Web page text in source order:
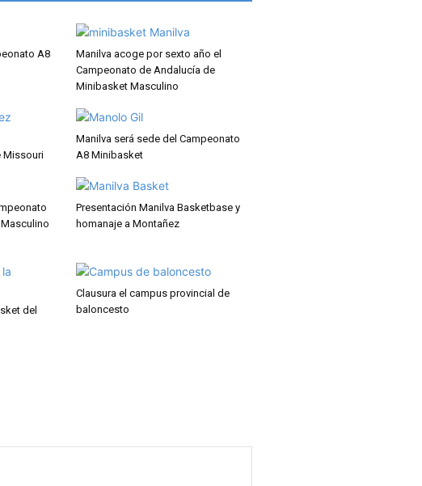
A8
Manilva acoge por sexto año el
Campeonato de Andalucía de
Minibasket Masculino
Missouri
Manilva será sede del Campeonato
A8 Minibasket
Presentación Manilva Basketbase y
homanaje a Montañez
del
Clausura el campus provincial de
baloncesto